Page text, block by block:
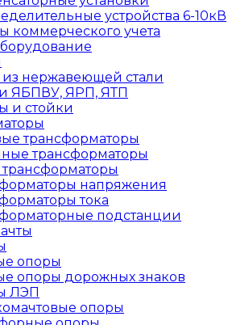
устройства 6-10кВ
коммерческого учета
нержавеющей стали
ЯБПВУ, ЯРП, ЯТП
и стойки
трансформаторы
трансформаторы
трансформаторы
напряжения
тока
подстанции
опоры
опоры дорожных знаков
ЛЭП
опоры